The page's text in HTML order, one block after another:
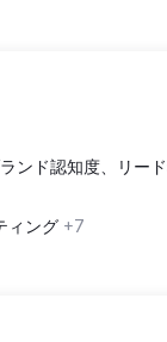
ンド認知度、リー
ィング +7